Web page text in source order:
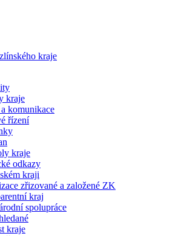
kraje
komunikace
řízení
kraje
odkazy
kraji
zřizované a založené ZK
kraj
spolupráce
kraje